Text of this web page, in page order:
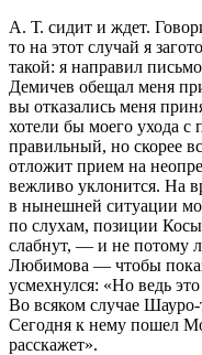
А. Т. сидит и ждет.
то на этот случай я
такой: я направил
Демичев обещал меня
вы отказались меня
хотели бы моего ухода с
правильный, но скорее
отложит прием на
вежливо уклонится. На
в нынешней ситуации
по слухам, позиции
слабнут, — и не потому
Любимова — чтобы
усмехнулся: «Но ведь
Во всяком случае
Сегодня к нему пошел
расскажет».